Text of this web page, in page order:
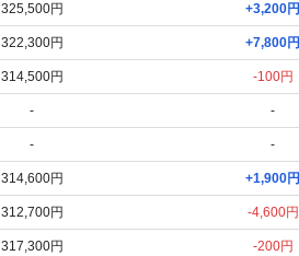
325,500円 +3,200円
322,300円 +7,800円
314,500円 -100円
- -
- -
314,600円 +1,900円
312,700円 -4,600円
317,300円 -200円